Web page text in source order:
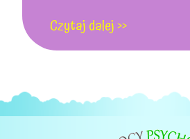
Czytaj dalej >>